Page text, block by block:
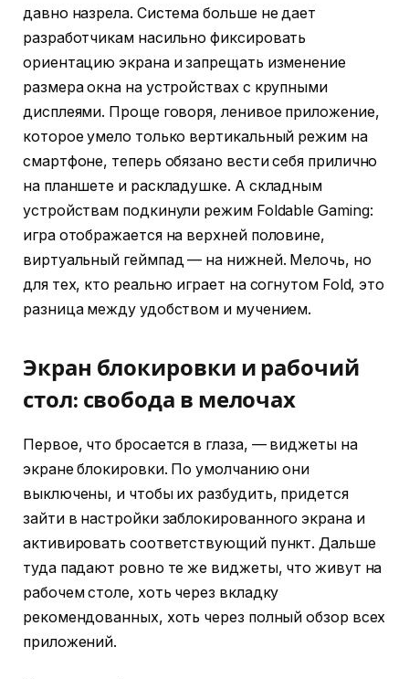
давно назрела. Система больше не дает
разработчикам насильно фиксировать
ориентацию экрана и запрещать изменение
размера окна на устройствах с крупными
дисплеями. Проще говоря, ленивое приложение,
которое умело только вертикальный режим на
смартфоне, теперь обязано вести себя прилично
на планшете и раскладушке. А складным
устройствам подкинули режим Foldable Gaming:
игра отображается на верхней половине,
виртуальный геймпад — на нижней. Мелочь, но
для тех, кто реально играет на согнутом Fold, это
разница между удобством и мучением.
Экран блокировки и рабочий
стол: свобода в мелочах
Первое, что бросается в глаза, — виджеты на
экране блокировки. По умолчанию они
выключены, и чтобы их разбудить, придется
зайти в настройки заблокированного экрана и
активировать соответствующий пункт. Дальше
туда падают ровно те же виджеты, что живут на
рабочем столе, хоть через вкладку
рекомендованных, хоть через полный обзор всех
приложений.